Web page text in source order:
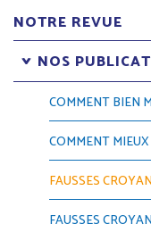
NOTRE REVUE
NOS
COMMENT BIEN
COMMENT
FAUSSES
FAUSSES